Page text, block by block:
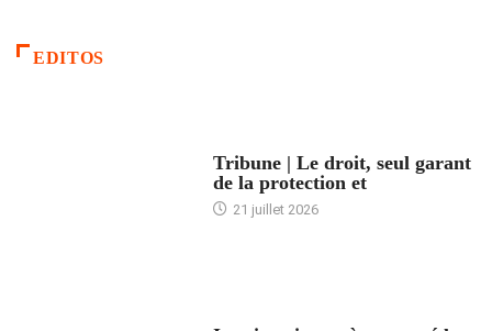
EDITOS
Tribune | Le droit, seul garant
de la protection et
21 juillet 2026